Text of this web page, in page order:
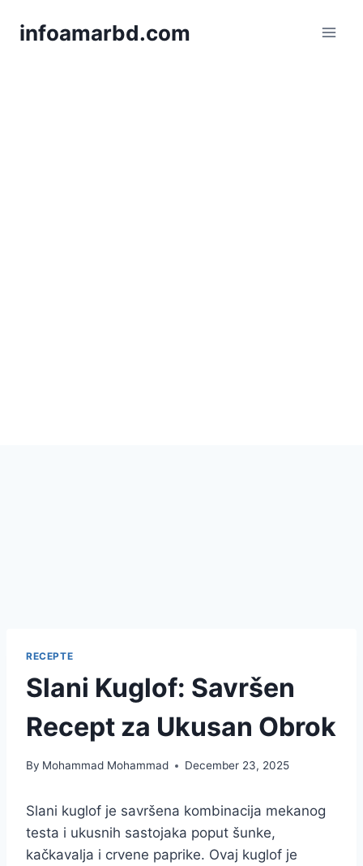
infoamarbd.com
RECEPTE
Slani Kuglof: Savršen
Recept za Ukusan Obrok
By Mohammad Mohammad December 23, 2025
Slani kuglof je savršena kombinacija mekanog
testa i ukusnih sastojaka poput šunke,
kačkavalja i crvene paprike. Ovaj kuglof je